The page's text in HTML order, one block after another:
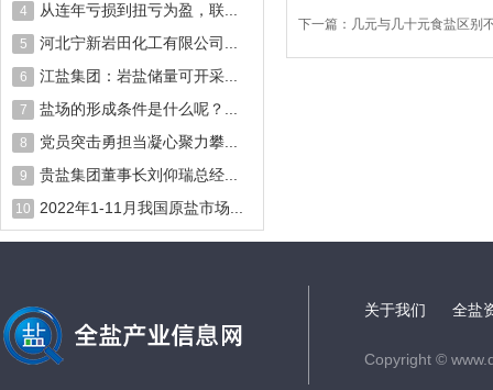
4 从连年亏损到扭亏为盈，联...
5 河北宁新岩田化工有限公司...
6 江盐集团：岩盐储量可开采...
7 盐场的形成条件是什么呢？...
8 党员突击勇担当凝心聚力攀...
9 贵盐集团董事长刘仰瑞总经...
10 2022年1-11月我国原盐市场...
下一篇： 几元与几十元食盐区别
关于我们 全盐
Copyright ©